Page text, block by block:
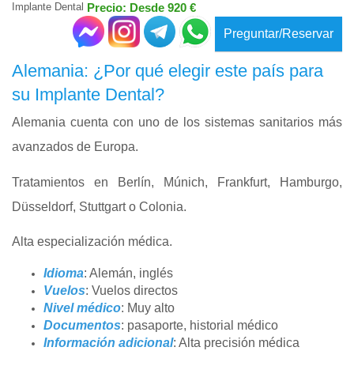
Implante Dental Precio: Desde 920 €
Preguntar/Reservar
Alemania: ¿Por qué elegir este país para
su Implante Dental?
Alemania cuenta con uno de los sistemas sanitarios más
avanzados de Europa.
Tratamientos en Berlín, Múnich, Frankfurt, Hamburgo,
Düsseldorf, Stuttgart o Colonia.
Alta especialización médica.
Idioma: Alemán, inglés
Vuelos: Vuelos directos
Nivel médico: Muy alto
Documentos: pasaporte, historial médico
Información adicional: Alta precisión médica